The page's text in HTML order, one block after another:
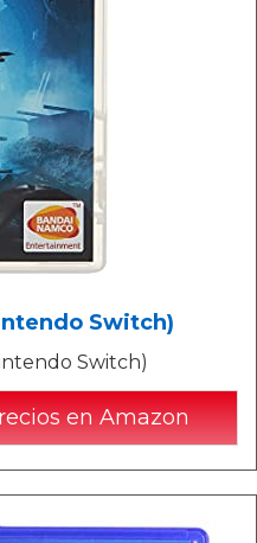
Switch)
Switch)
en Amazon